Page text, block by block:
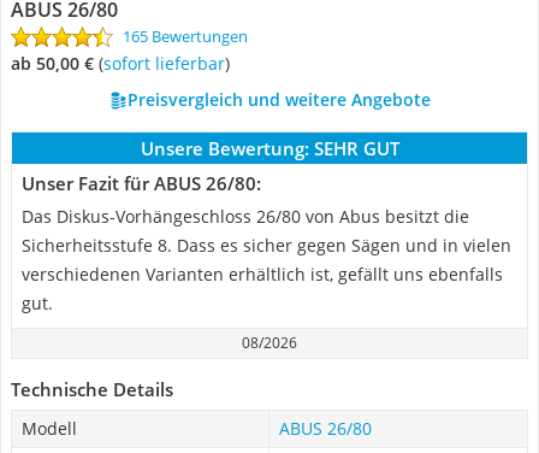
ABUS 26/80
165 Bewertungen
ab 50,00 € ( Sofort lieferbar)
Preisvergleich und weitere Angebote
Unsere Bewertung: SEHR GUT
Unser Fazit für ABUS 26/80:
Das Diskus-Vorhängeschloss 26/80 von Abus besitzt die
Sicherheitsstufe 8. Dass es sicher gegen Sägen und in vielen
verschiedenen Varianten erhältlich ist, gefällt uns ebenfalls
gut.
08/2026
Technische Details
Modell
ABUS 26/80